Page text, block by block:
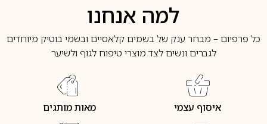
למה אנחנו
כל פרפיום – מבחר ענק של בשמים קלאסיים ובשמי בוטיק מיוחדים
לגברים ונשים לצד מוצרי טיפוח לגוף ולשיער
איסוף עצמי מאות מותגים